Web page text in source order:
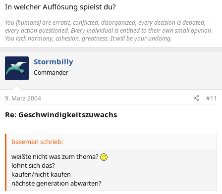
In welcher Auflösung spielst du?
You [humans] are erratic, conflicted, disorganized, every decision is debated,
every action questioned. Every individual is entitled to their own small opinion.
You lack harmony, cohesion, greatness. It will be your undoing.
Stormbilly
Commander
9. März 2004 #11
Re: Geschwindigkeitszuwachs
baseman schrieb:
weißte nicht was zum thema?
lohnt sich das?
kaufen/nicht kaufen
nächste generation abwarten?